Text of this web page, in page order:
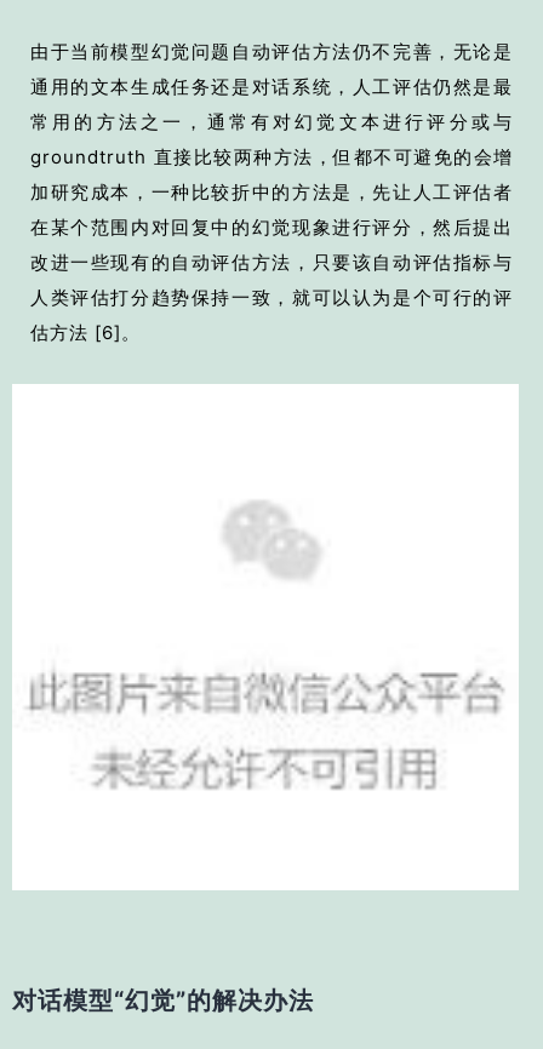
由于当前模型幻觉问题自动评估方法仍不完善，无论是
通用的文本生成任务还是对话系统，人工评估仍然是最
常用的方法之一，通常有对幻觉文本进行评分或与
groundtruth 直接比较两种方法，但都不可避免的会增
加研究成本，一种比较折中的方法是，先让人工评估者
在某个范围内对回复中的幻觉现象进行评分，然后提出
改进一些现有的自动评估方法，只要该自动评估指标与
人类评估打分趋势保持一致，就可以认为是个可行的评
估方法 [6]。
对话模型“幻觉”的解决办法